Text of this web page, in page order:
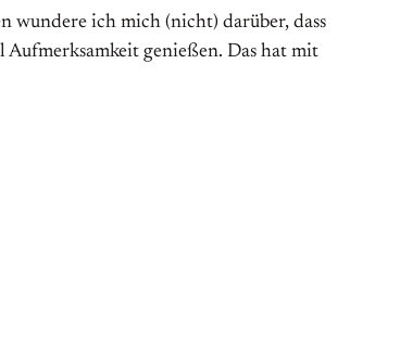
wundere ich mich (nicht) darüber, dass
Aufmerksamkeit genießen. Das hat mit